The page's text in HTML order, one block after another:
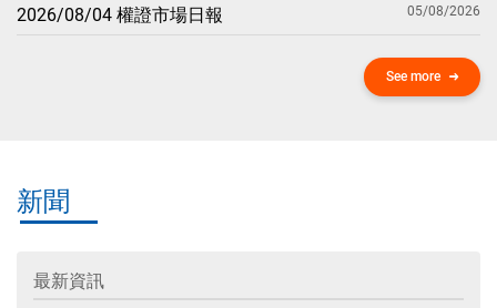
2026/08/04 權證市場日報 05/08/2026
See more
新聞
最新資訊